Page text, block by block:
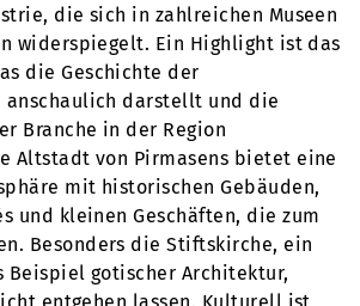
die sich in zahlreichen Museen
widerspiegelt. Ein Highlight ist das
die Geschichte der
anschaulich darstellt und die
Branche in der Region
Altstadt von Pirmasens bietet eine
mit historischen Gebäuden,
und kleinen Geschäften, die zum
Besonders die Stiftskirche, ein
Beispiel gotischer Architektur,